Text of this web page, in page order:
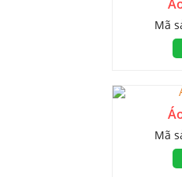
Mã
Mã